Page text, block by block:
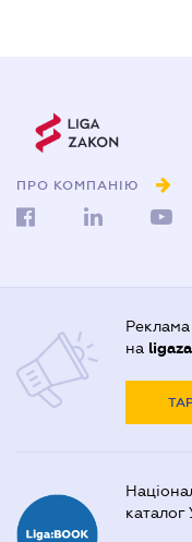
ПРО КОМПАНІЮ
Реклама
на
каталог